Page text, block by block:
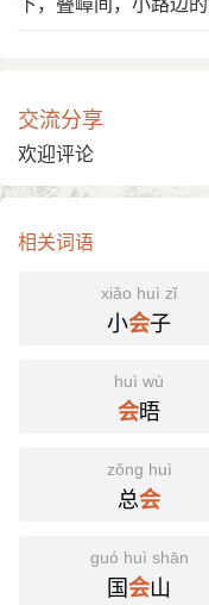
交流分享
欢迎评论
相关词语
xiǎo huì zǐ
小会子
huì wù
会晤
zǒng huì
总会
guó huì shān
国会山